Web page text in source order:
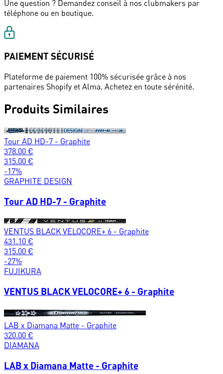
Une question ? Demandez conseil à nos clubmakers par
téléphone ou en boutique.
PAIEMENT SÉCURISÉ
Plateforme de paiement 100% sécurisée grâce à nos
partenaires Shopify et Alma. Achetez en toute sérénité.
Produits Similaires
Tour AD HD-7 - Graphite
378.00 €
315.00 €
-17%
GRAPHITE DESIGN
Tour AD HD-7 - Graphite
VENTUS BLACK VELOCORE+ 6 - Graphite
431.10 €
315.00 €
-27%
FUJIKURA
VENTUS BLACK VELOCORE+ 6 - Graphite
LAB x Diamana Matte - Graphite
320.00 €
DIAMANA
LAB x Diamana Matte - Graphite